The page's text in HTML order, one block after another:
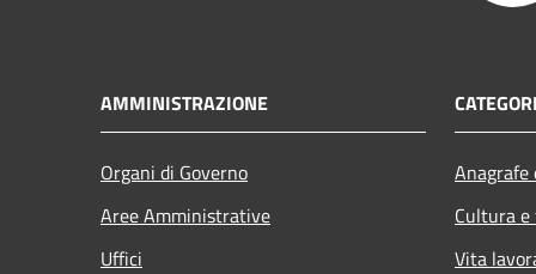
AMMINISTRAZIONE
Organi di Governo
Aree Amministrative
Uffici
Cultura
Vita